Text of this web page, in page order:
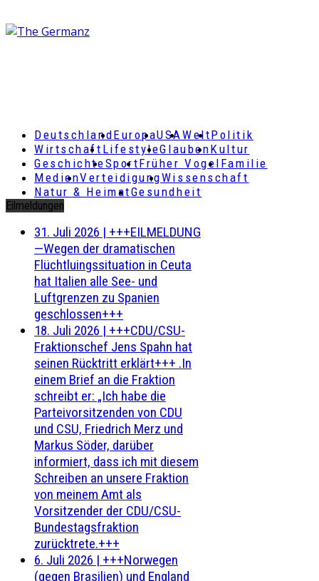
DeutschlandEuropaUSAWeltPolitik
Wirtschaft LifestyleGlaubenKultur
GeschichteSportFrüher Vogel Familie
MedienVerteidigungWissenschaft
Natur & HeimatGesundheit
Eilmeldungen
31. Juli 2026 | +++EILMELDUNG
—Wegen der dramatischen
Flüchtluingssituation in Ceuta
hat Italien alle See- und
Luftgrenzen zu Spanien
geschlossen+++
18. Juli 2026 | +++CDU/CSU-
Fraktionschef Jens Spahn hat
seinen Rücktritt erklärt+++ .In
einem Brief an die Fraktion
schreibt er: „Ich habe die
Parteivorsitzenden von CDU
und CSU, Friedrich Merz und
Markus Söder, darüber
informiert, dass ich mit diesem
Schreiben an unsere Fraktion
von meinem Amt als
Vorsitzender der CDU/CSU-
Bundestagsfraktion
zurücktrete.+++
6. Juli 2026 | +++Norwegen
(gegen Brasilien) und England